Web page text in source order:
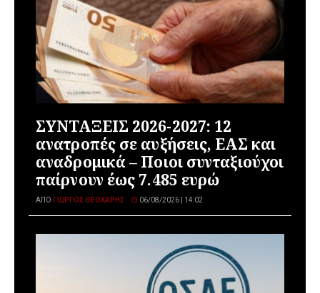
ΣΥΝΤΑΞΕΙΣ 2026-2027: 12
ανατροπές σε αυξήσεις, ΕΑΣ και
αναδρομικά – Ποιοι συνταξιούχοι
παίρνουν έως 7.485 ευρώ
ΑΠΌ ΓΙΏΡΓΟΣ ΘΕΟΧΆΡΗΣ 06/08/2026 | 14:02